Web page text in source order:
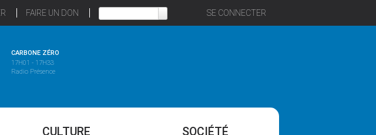
FAIRE UN DON SE CONNECTER
CARBONE ZÉRO
17H01 - 17H33
Radio Présence
CULTURE SOCIÉTÉ